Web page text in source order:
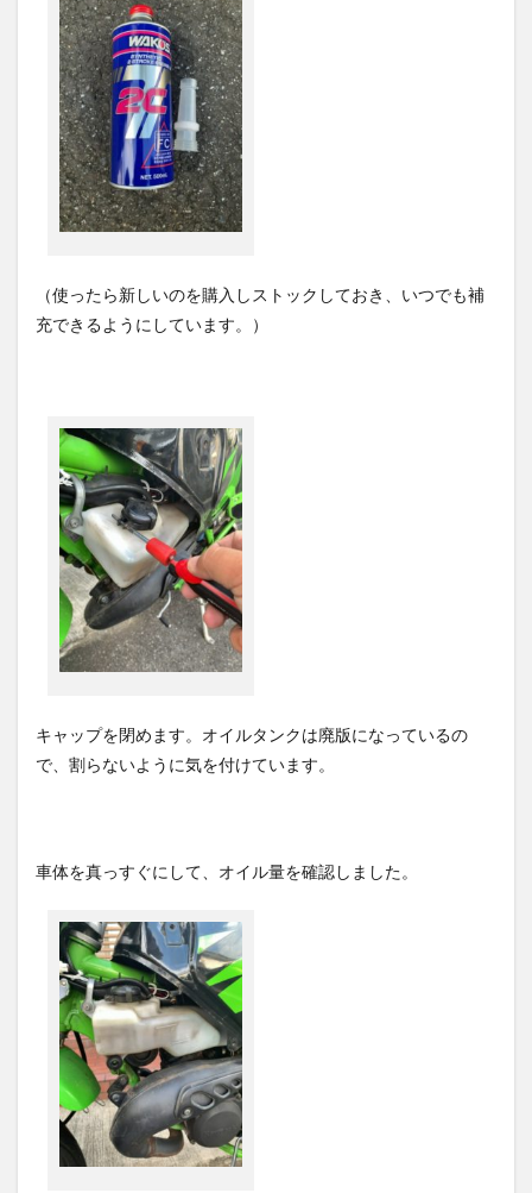
（使ったら新しいのを購入しストックしておき、いつでも補
充できるようにしています。）
キャップを閉めます。オイルタンクは廃版になっているの
で、割らないように気を付けています。
車体を真っすぐにして、オイル量を確認しました。